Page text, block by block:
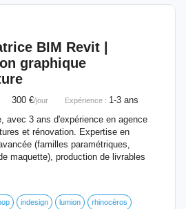
BIM Revit |
graphique
300 €/jour Expérience : 1-3 ans
avec 3 ans d'expérience en agence
et rénovation. Expertise en
(familles paramétriques,
maquette), production de livrables
indesign lumion rhinocéros